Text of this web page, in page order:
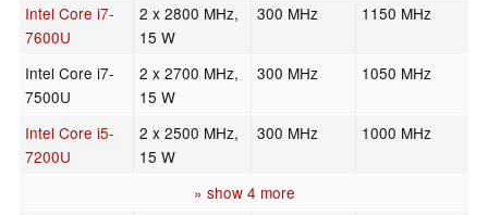
Intel Core i7-
7600U
2 x 2800 MHz,
15 W
300 MHz 1150 MHz
Intel Core i7-
7500U
2 x 2700 MHz,
15 W
300 MHz 1050 MHz
Intel Core i5-
7200U
2 x 2500 MHz,
15 W
300 MHz 1000 MHz
» show 4 more